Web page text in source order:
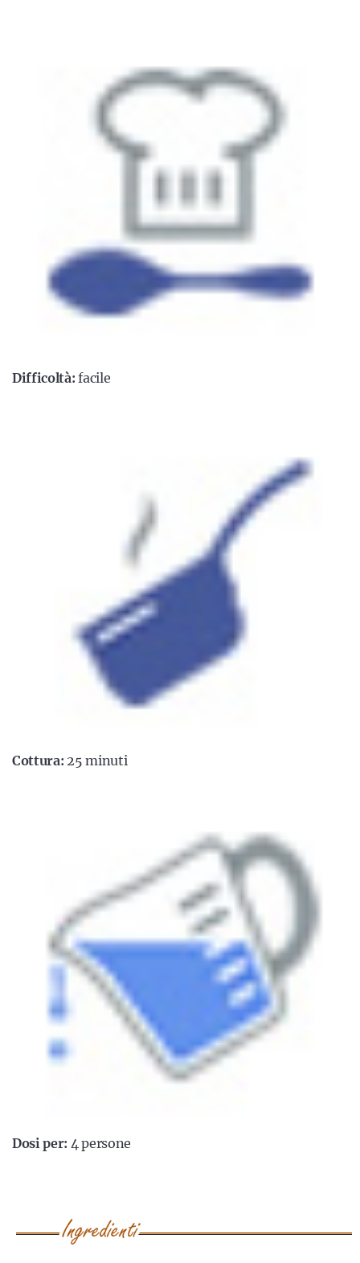
Difficoltà:facile
Cottura: 25 minuti
Dosi per: 4 persone